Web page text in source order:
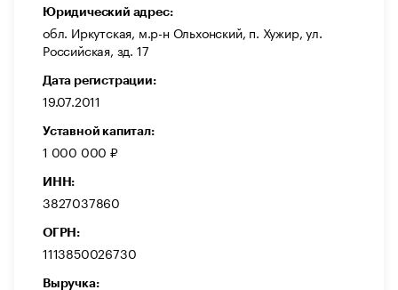
Юридический адрес:
обл. Иркутская, м.р-н Ольхонский, п. Хужир, ул.
Российская, зд. 17
Дата регистрации:
19.07.2011
Уставной капитал:
1 000 000 ₽
ИНН:
3827037860
ОГРН:
1113850026730
Выручка: